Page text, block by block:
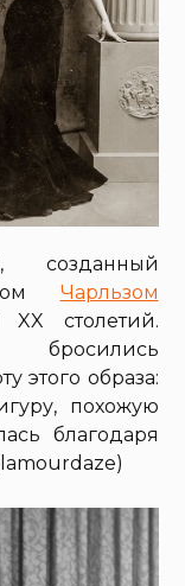
созданный
Чарльзом
столетий.
этого образа:
похожую
благодаря